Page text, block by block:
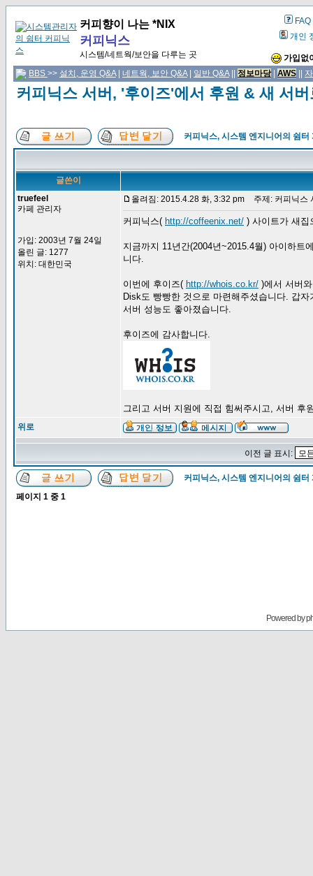
커피향이 나는 *NIX
커피닉스
시스템/네트웍/보안을 다루는 곳
FAQ
개인
가입없
BBS >> 설치, 운영 Q&A| 네트웍, 보안 Q&A| 일반 Q&A|| 정보마당| AWS
커피닉스 서버, '후이즈'에서 후원 & 새 서
커피닉스, 시스템 엔지니어의 쉼터
글쓴이
truefeel
카페 관리자
가입: 2003년 7월 24일
올린 글: 1277
위치: 대한민국
올려짐: 2015.4.28 화, 3:32 pm 주제: 커피닉스
커피닉스( http://coffeenix.net/ ) 사이트가 새집
지금까지 11년간(2004년~2015.4월) 아이하
니다.
이번에 후이즈( http://whois.co.kr/ )에서 서버
Disk도 빵빵한 것으로 마련해주셨습니다. 갑
서버 성능도 좋아졌습니다.
후이즈에 감사합니다.
그리고 서버 지원에 직접 힘써주시고, 서버 후
위로
이전 글 표시:
커피닉스, 시스템 엔지니어의 쉼터
페이지 1 중 1
Powered by